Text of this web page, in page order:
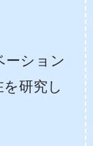
ーション
研究し